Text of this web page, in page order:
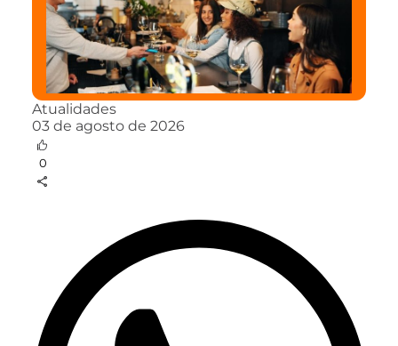
Atualidades
03 de agosto de 2026
0